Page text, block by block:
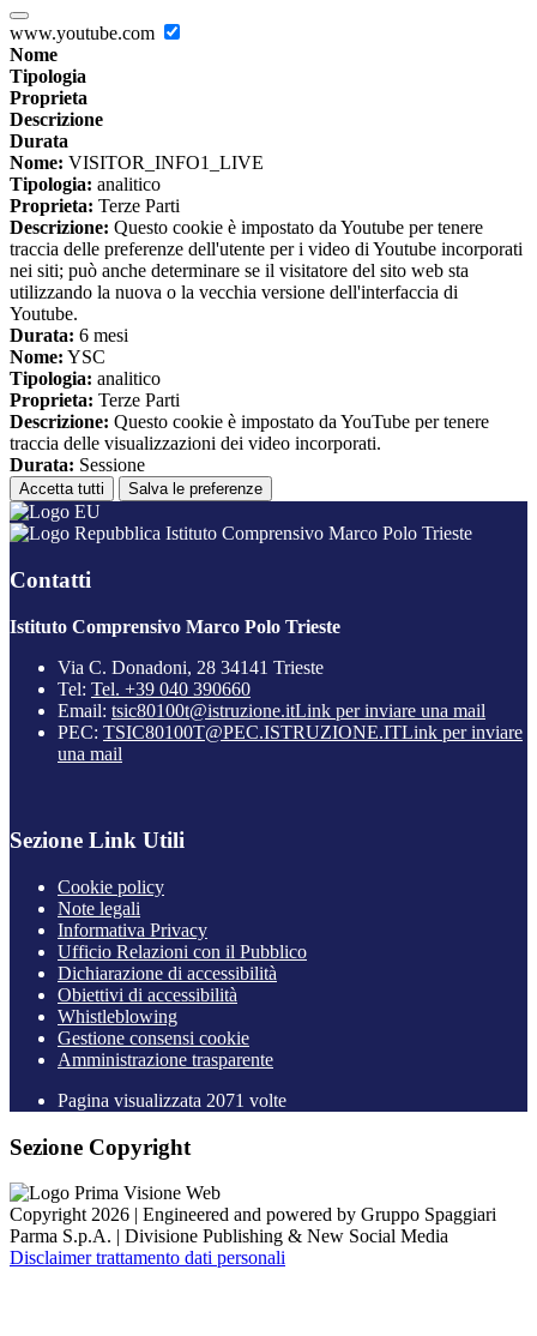
www.youtube.com
Nome
Tipologia
Proprieta
Descrizione
Durata
Nome: VISITOR_INFO1_LIVE
Tipologia: analitico
Proprieta: Terze Parti
Descrizione: Questo cookie è impostato da Youtube per tenere
traccia delle preferenze dell'utente per i video di Youtube incorporati
nei siti; può anche determinare se il visitatore del sito web sta
utilizzando la nuova o la vecchia versione dell'interfaccia di
Youtube.
Durata: 6 mesi
Nome: YSC
Tipologia: analitico
Proprieta: Terze Parti
Descrizione: Questo cookie è impostato da YouTube per tenere
traccia delle visualizzazioni dei video incorporati.
Durata: Sessione
Accetta tutti Salva le preferenze
Istituto Comprensivo Marco Polo Trieste
Contatti
Istituto Comprensivo Marco Polo Trieste
Via C. Donadoni, 28 34141 Trieste
Tel: Tel. +39 040 390660
Email: tsic80100t@istruzione.itLink per inviare una mail
PEC: TSIC80100T@PEC.ISTRUZIONE.ITLink per inviare
una mail
Sezione Link Utili
Cookie policy
Note legali
Informativa Privacy
Ufficio Relazioni con il Pubblico
Dichiarazione di accessibilità
Obiettivi di accessibilità
Whistleblowing
Gestione consensi cookie
Amministrazione trasparente
Pagina visualizzata 2071 volte
Sezione Copyright
Copyright 2026 | Engineered and powered by Gruppo Spaggiari
Parma S.p.A. | Divisione Publishing & New Social Media
Disclaimer trattamento dati personali